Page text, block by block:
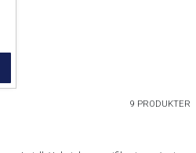
9 PRODUKTER